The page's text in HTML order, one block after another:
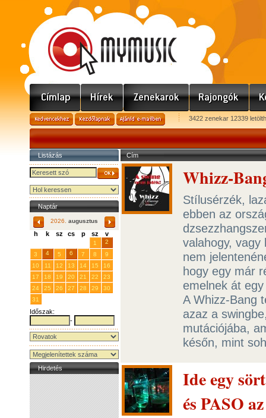
3422 zenekar 12339
Listázás
Naptár
2026. augusztus
h k sz cs p sz v
1
2
3
4 5 6 7 8
9
10
11 12 13 14 15
16
17
18 19 20 21 22
23
24
25 26 27 28 29
30
31
Időszak:
-
Hirdetés
Cím
Whizz-
Stílusérzék,
ebben az
valahogy, vagy
nem
hogy egy már
emelnek át
A Whizz-Bang
azaz a
mutációjába,
későn, mint
Ide egy
és PASO